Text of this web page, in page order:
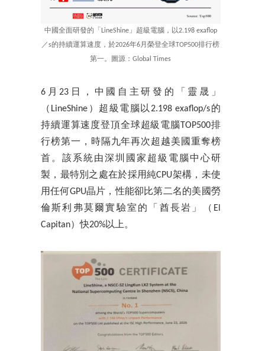
中國全面研發的「LineShine」超級電腦，以2.198 exaflop
／s的持續運算速度，於2026年6月榮登全球TOP500排行榜
第一。圖源：Global Times
6月23日，中國自主研發的「靈晟」
（LineShine）超級電腦以2.198 exaflop/s的
持續運算速度登頂全球超級電腦TOP500排
行榜第一，時隔九年再次超越美國重奪榜
首。該系統由深圳國家超級電腦中心研
製，最特別之處在於採用純CPU架構，未使
用任何GPU晶片，性能卻比第二名的美國勞
倫斯利弗莫爾實驗室的「酋長岩」（El
Capitan）快20%以上。